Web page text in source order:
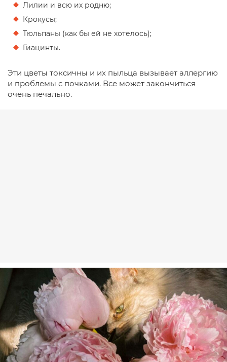
Лилии и всю их родню;
Крокусы;
Тюльпаны (как бы ей не хотелось);
Гиацинты.
Эти цветы токсичны и их пыльца вызывает аллергию
и проблемы с почками. Все может закончиться
очень печально.